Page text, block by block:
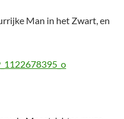
Man in het Zwart, en